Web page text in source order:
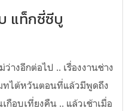
แท็กซี่ซีบู
างอีกต่อไป .. เรื่องงานช่าง
ทไต้หวันตอนที่แล้วมีพูดถึง
อบเที่ยงคืน .. แล้วเช้าเมื่อ